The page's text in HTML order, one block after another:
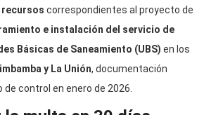
recursos correspondientes al proyecto de
e instalación del servicio de
Básicas de Saneamiento (UBS) en los
y La Unión, documentación
control en enero de 2026.